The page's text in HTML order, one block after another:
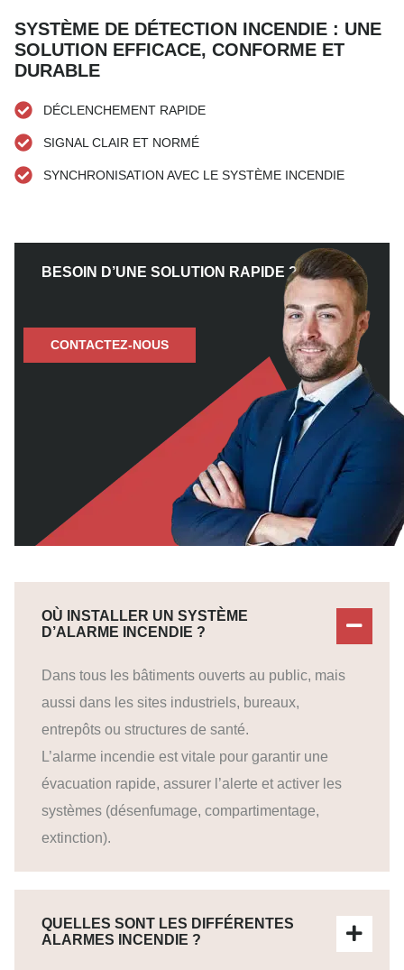
SYSTÈME DE DÉTECTION INCENDIE : UNE
SOLUTION EFFICACE, CONFORME ET
DURABLE
DÉCLENCHEMENT RAPIDE
SIGNAL CLAIR ET NORMÉ
SYNCHRONISATION AVEC LE SYSTÈME INCENDIE
BESOIN D’UNE SOLUTION RAPIDE ?
CONTACTEZ-NOUS
OÙ INSTALLER UN SYSTÈME
D’ALARME INCENDIE ?
Dans tous les bâtiments ouverts au public, mais
aussi dans les sites industriels, bureaux,
entrepôts ou structures de santé.
L’alarme incendie est vitale pour garantir une
évacuation rapide, assurer l’alerte et activer les
systèmes (désenfumage, compartimentage,
extinction).
QUELLES SONT LES DIFFÉRENTES
ALARMES INCENDIE ?